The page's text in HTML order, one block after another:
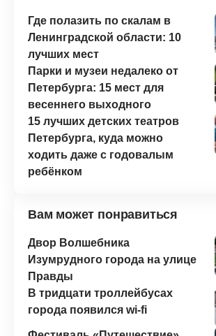
Где полазить по скалам в
Ленинградской области: 10
лучших мест
Парки и музеи недалеко от
Петербурга: 15 мест для
весеннего выходного
15 лучших детских театров
Петербурга, куда можно
ходить даже с годовалым
ребёнком
Вам может понравиться
Двор Волшебника
Изумрудного города на улице
Правды
В тридцати троллейбусах
города появился wi-fi